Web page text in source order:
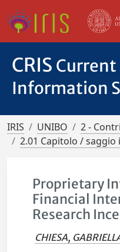
CRIS Current
Information
IRIS UNIBO
2 -
2.01 Capitolo / saggio
Proprietary
Financial
Research
CHIESA,